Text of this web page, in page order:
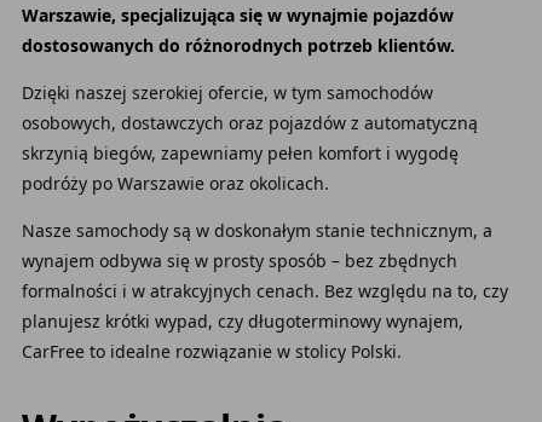
Warszawie, specjalizująca się w wynajmie pojazdów
dostosowanych do różnorodnych potrzeb klientów.
Dzięki naszej szerokiej ofercie, w tym samochodów
osobowych, dostawczych oraz pojazdów z automatyczną
skrzynią biegów, zapewniamy pełen komfort i wygodę
podróży po Warszawie oraz okolicach.
Nasze samochody są w doskonałym stanie technicznym, a
wynajem odbywa się w prosty sposób – bez zbędnych
formalności i w atrakcyjnych cenach. Bez względu na to, czy
planujesz krótki wypad, czy długoterminowy wynajem,
CarFree to idealne rozwiązanie w stolicy Polski.